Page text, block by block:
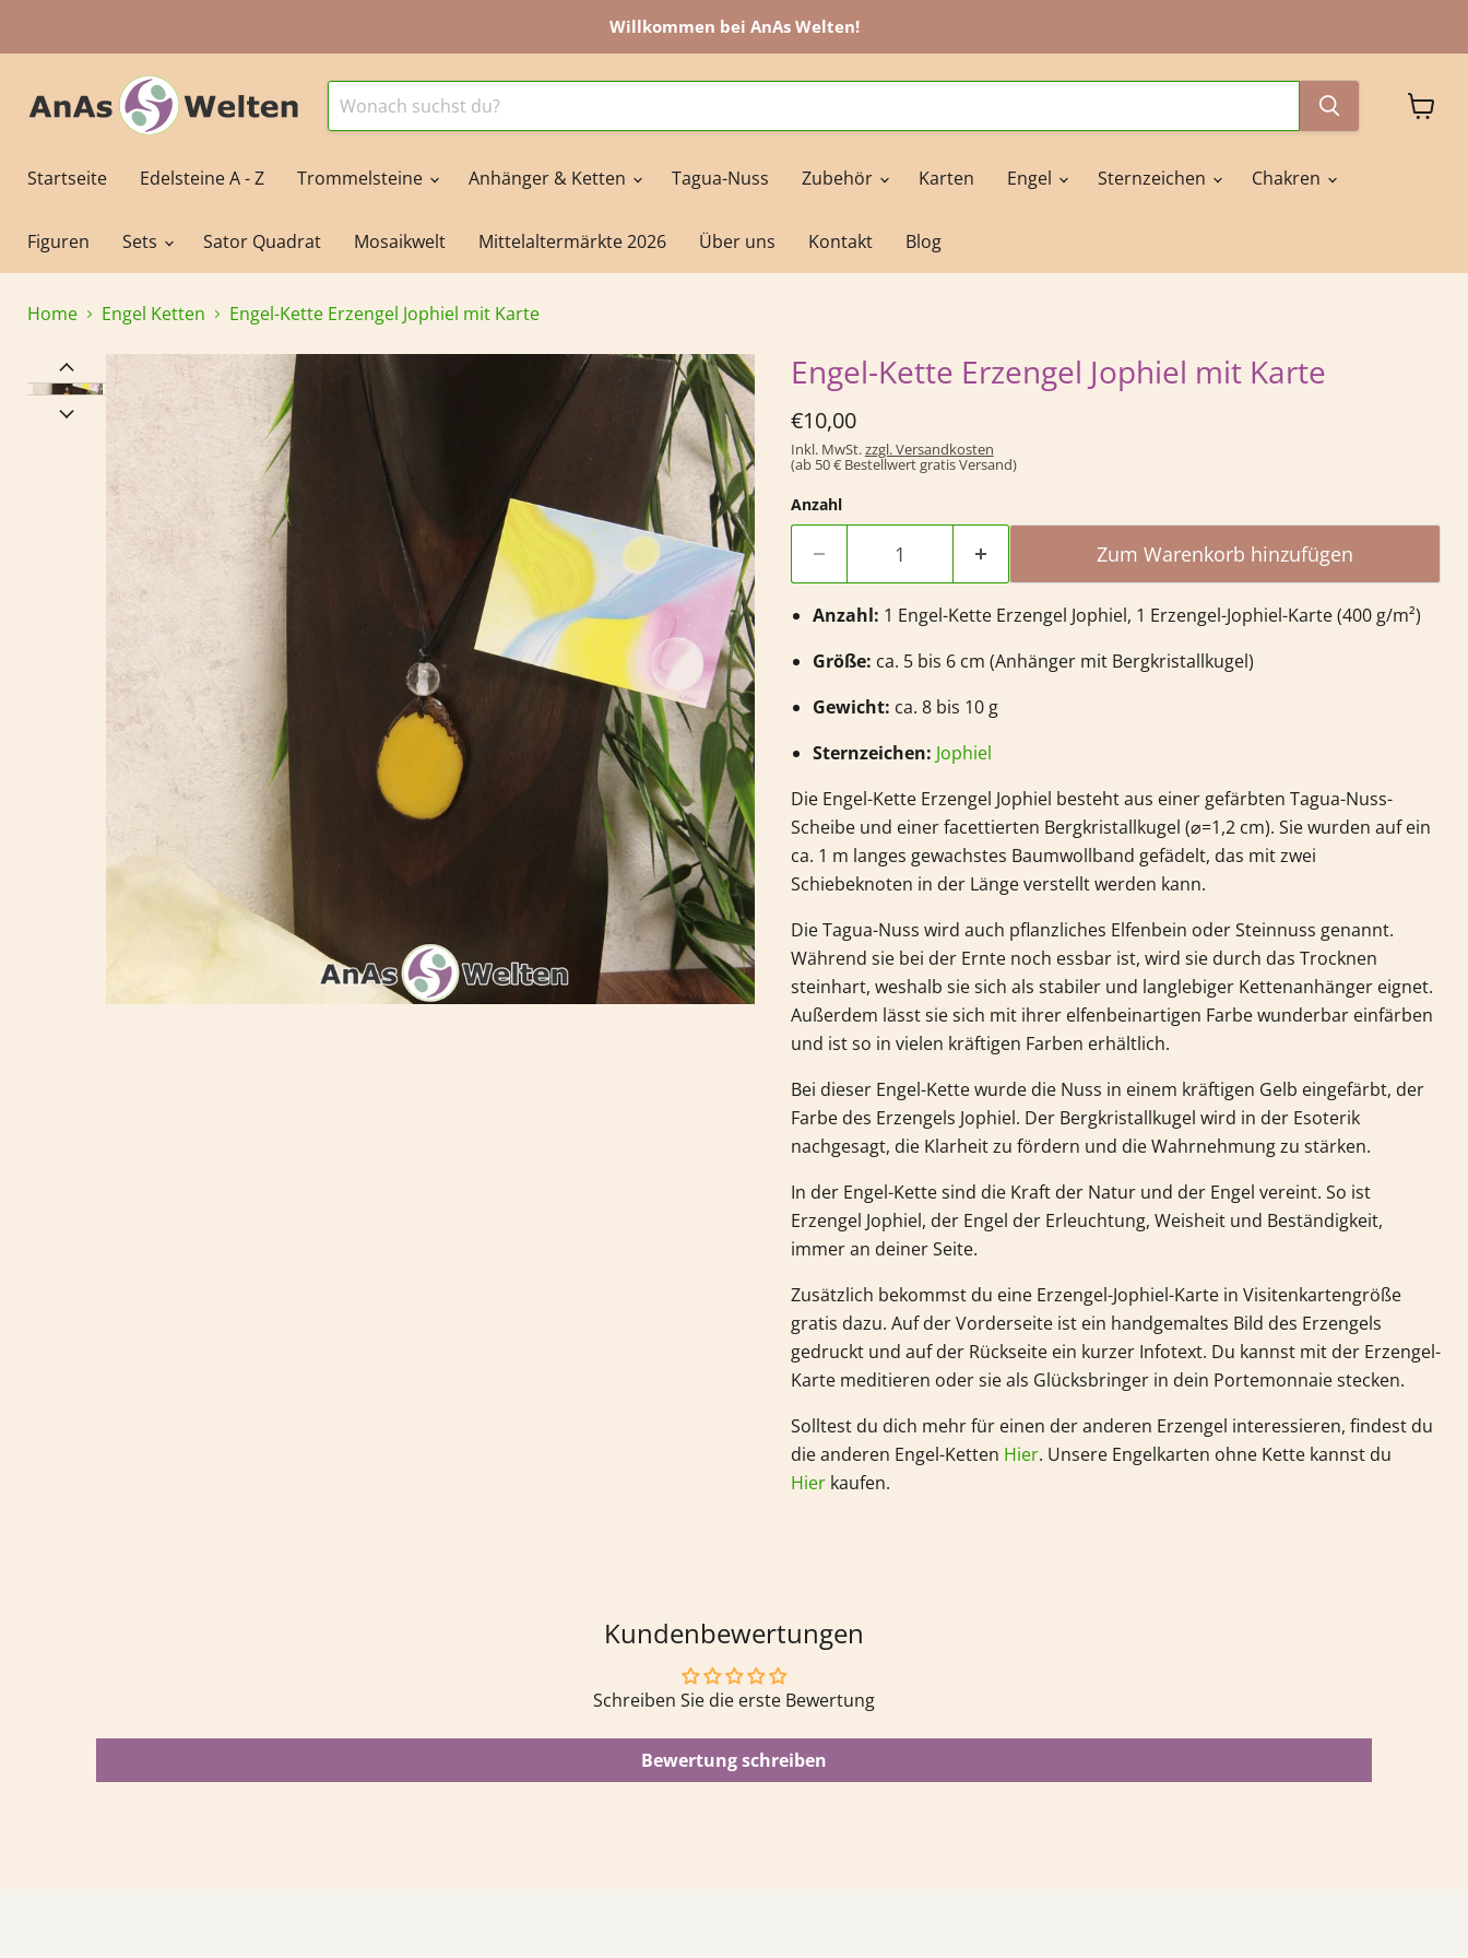
Willkommen bei AnAs Welten!
Startseite
Edelsteine A - Z Trommelsteine Anhänger & Ketten Tagua-Nuss Zubehör Karten Engel Sternzeichen Chakren
Figuren Sets Sator Quadrat Mosaikwelt Mittelaltermärkte 2026 Über uns Kontakt Blog
Home Engel Ketten Engel-Kette Erzengel Jophiel mit Karte
Engel-Kette Erzengel Jophiel mit Karte
Derzeitiger Preis
€10,00
Inkl. MwSt.zzgl. Versandkosten
(ab 50 € Bestellwert gratis Versand)
Anzahl
Zum Warenkorb hinzufügen
Anzahl: 1 Engel-Kette Erzengel Jophiel, 1 Erzengel-Jophiel-Karte (400 g/m²)
Größe: ca. 5 bis 6 cm (Anhänger mit Bergkristallkugel)
Gewicht: ca. 8 bis 10 g
Sternzeichen: Jophiel
Die Engel-Kette Erzengel Jophiel besteht aus einer gefärbten Tagua-Nuss-
Scheibe und einer facettierten Bergkristallkugel (⌀=1,2 cm). Sie wurden auf ein
ca. 1 m langes gewachstes Baumwollband gefädelt, das mit zwei
Schiebeknoten in der Länge verstellt werden kann.
Die Tagua-Nuss wird auch pflanzliches Elfenbein oder Steinnuss genannt.
Während sie bei der Ernte noch essbar ist, wird sie durch das Trocknen
steinhart, weshalb sie sich als stabiler und langlebiger Kettenanhänger eignet.
Außerdem lässt sie sich mit ihrer elfenbeinartigen Farbe wunderbar einfärben
und ist so in vielen kräftigen Farben erhältlich.
Bei dieser Engel-Kette wurde die Nuss in einem kräftigen Gelb eingefärbt, der
Farbe des Erzengels Jophiel. Der Bergkristallkugel wird in der Esoterik
nachgesagt, die Klarheit zu fördern und die Wahrnehmung zu stärken.
In der Engel-Kette sind die Kraft der Natur und der Engel vereint. So ist
Erzengel Jophiel, der Engel der Erleuchtung, Weisheit und Beständigkeit,
immer an deiner Seite.
Zusätzlich bekommst du eine Erzengel-Jophiel-Karte in Visitenkartengröße
gratis dazu. Auf der Vorderseite ist ein handgemaltes Bild des Erzengels
gedruckt und auf der Rückseite ein kurzer Infotext. Du kannst mit der Erzengel-
Karte meditieren oder sie als Glücksbringer in dein Portemonnaie stecken.
Solltest du dich mehr für einen der anderen Erzengel interessieren, findest du
die anderen Engel-Ketten Hier. Unsere Engelkarten ohne Kette kannst du
Hier kaufen.
Kundenbewertungen
Schreiben Sie die erste Bewertung
Bewertung schreiben